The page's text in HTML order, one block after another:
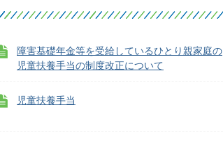
障害基礎年金等を受給しているひとり親家庭の
児童扶養手当の制度改正について
児童扶養手当